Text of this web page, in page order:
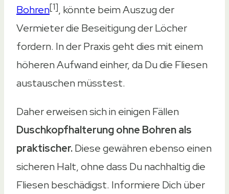
Bohren[1], könnte beim Auszug der
Vermieter die Beseitigung der Löcher
fordern. In der Praxis geht dies mit einem
höheren Aufwand einher, da Du die Fliesen
austauschen müsstest.
Daher erweisen sich in einigen Fällen
Duschkopfhalterung ohne Bohren als
praktischer.Diese gewähren ebenso einen
sicheren Halt, ohne dass Du nachhaltig die
Fliesen beschädigst. Informiere Dich über